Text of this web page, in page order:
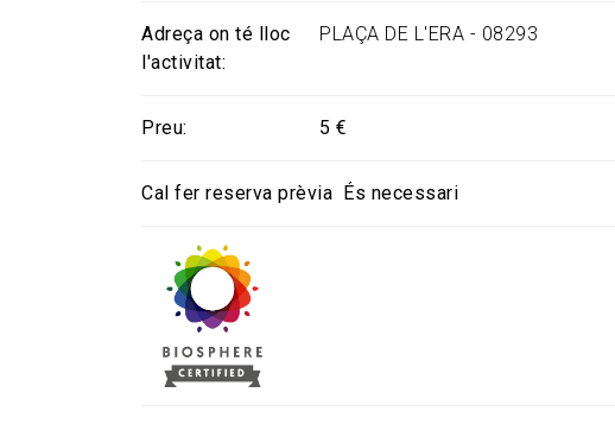
Adreça on té lloc
l'activitat
PLAÇA DE L'ERA - 08293
Preu 5 €
Cal fer reserva prèvia És necessari